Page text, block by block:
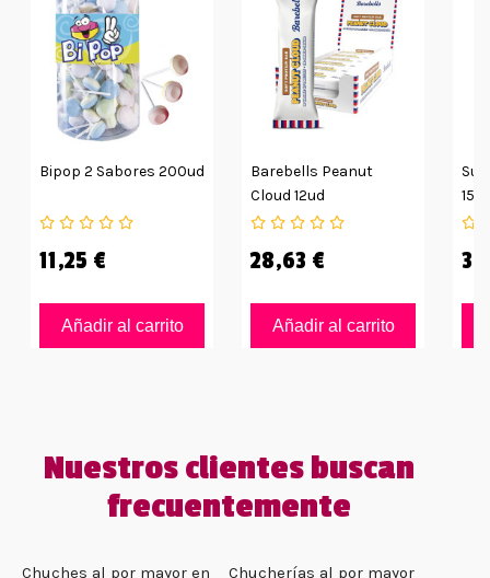
Bipop 2 Sabores 200ud
11,25 €
Añadir al carrito
Barebells Peanut
Cloud 12ud
28,63 €
Añadir al carrito
Nuestros clientes buscan
frecuentemente
Chuches al por mayor en Chucherías al por mayor